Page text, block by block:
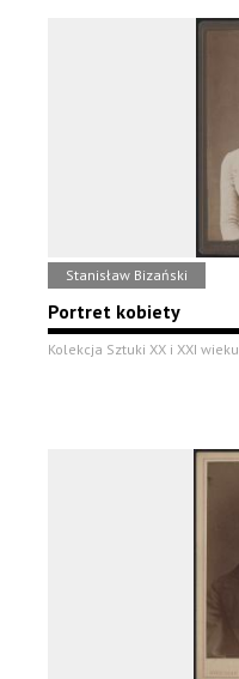
Stanisław Bizański
Portret kobiety
Kolekcja Sztuki XX i XXI wieku